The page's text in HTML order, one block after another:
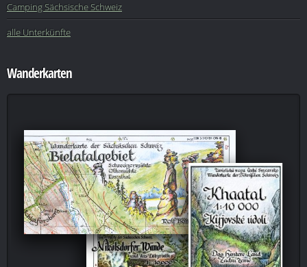
Camping Sächsische Schweiz
alle Unterkünfte
Wanderkarten